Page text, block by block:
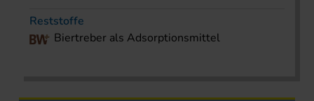
Reststoffe
Biertreber als Adsorptionsmittel